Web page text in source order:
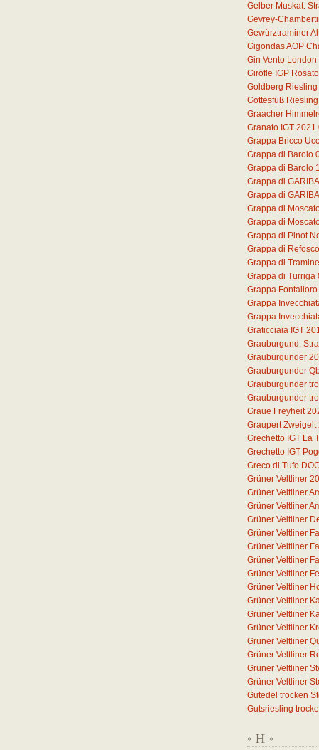
Gelber Muskat.
Gevrey-
Gewürztraminer
Gigondas AOP
Gin Vento London
Girofle IGP
Goldberg Riesling
Gottesfuß
Graacher
Granato IGT 2021
Grappa Bricco
Grappa di Barolo
Grappa di Barolo
Grappa di
Grappa di
Grappa di
Grappa di
Grappa di Pinot
Grappa di Refosco
Grappa di
Grappa di Turriga
Grappa
Grappa
Grappa
Graticciaia IGT
Grauburgund.
Grauburgunder
Grauburgunder
Grauburgunder
Grauburgunder
Graue Freyheit
Graupert Zweigelt
Grechetto IGT La
Grechetto IGT
Greco di Tufo
Grüner Veltliner
Grüner Veltliner
Grüner Veltliner
Grüner Veltliner
Grüner Veltliner
Grüner Veltliner
Grüner Veltliner
Grüner Veltliner
Grüner Veltliner
Grüner Veltliner
Grüner Veltliner
Grüner Veltliner
Grüner Veltliner
Grüner Veltliner
Grüner Veltliner
Grüner Veltliner
Gutedel trocken
Gutsriesling
* H *